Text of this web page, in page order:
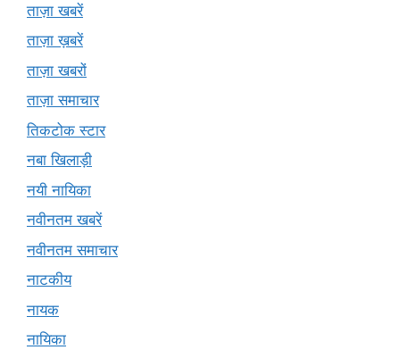
ताज़ा खबरें
ताज़ा ख़बरें
ताज़ा खबरों
ताज़ा समाचार
तिकटोक स्टार
नबा खिलाड़ी
नयी नायिका
नवीनतम खबरें
नवीनतम समाचार
नाटकीय
नायक
नायिका